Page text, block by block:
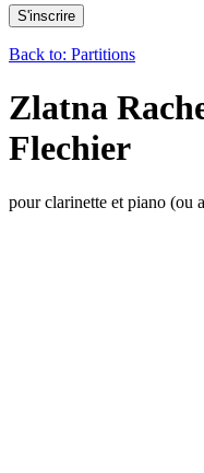
Back to: Partitions
Zlatna
Flechier
pour clarinette et piano (ou